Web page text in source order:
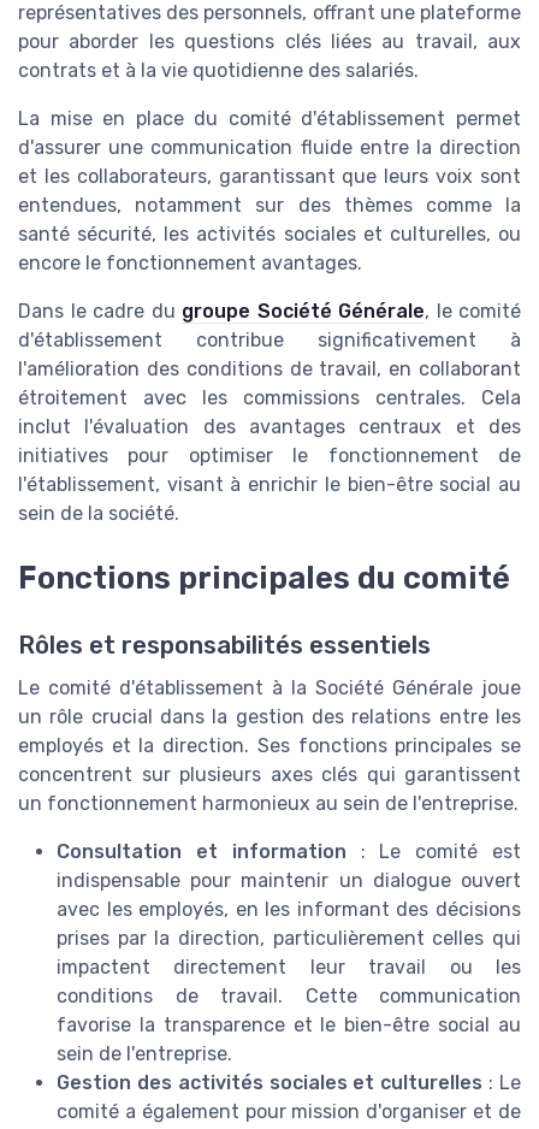
représentatives des personnels, offrant une plateforme
pour aborder les questions clés liées au travail, aux
contrats et à la vie quotidienne des salariés.
La mise en place du comité d'établissement permet
d'assurer une communication fluide entre la direction
et les collaborateurs, garantissant que leurs voix sont
entendues, notamment sur des thèmes comme la
santé sécurité, les activités sociales et culturelles, ou
encore le fonctionnement avantages.
Dans le cadre du groupe Société Générale, le comité
d'établissement contribue significativement à
l'amélioration des conditions de travail, en collaborant
étroitement avec les commissions centrales. Cela
inclut l'évaluation des avantages centraux et des
initiatives pour optimiser le fonctionnement de
l'établissement, visant à enrichir le bien-être social au
sein de la société.
Fonctions principales du comité
Rôles et responsabilités essentiels
Le comité d'établissement à la Société Générale joue
un rôle crucial dans la gestion des relations entre les
employés et la direction. Ses fonctions principales se
concentrent sur plusieurs axes clés qui garantissent
un fonctionnement harmonieux au sein de l'entreprise.
Consultation et information : Le comité est
indispensable pour maintenir un dialogue ouvert
avec les employés, en les informant des décisions
prises par la direction, particulièrement celles qui
impactent directement leur travail ou les
conditions de travail. Cette communication
favorise la transparence et le bien-être social au
sein de l'entreprise.
Gestion des activités sociales et culturelles : Le
comité a également pour mission d'organiser et de